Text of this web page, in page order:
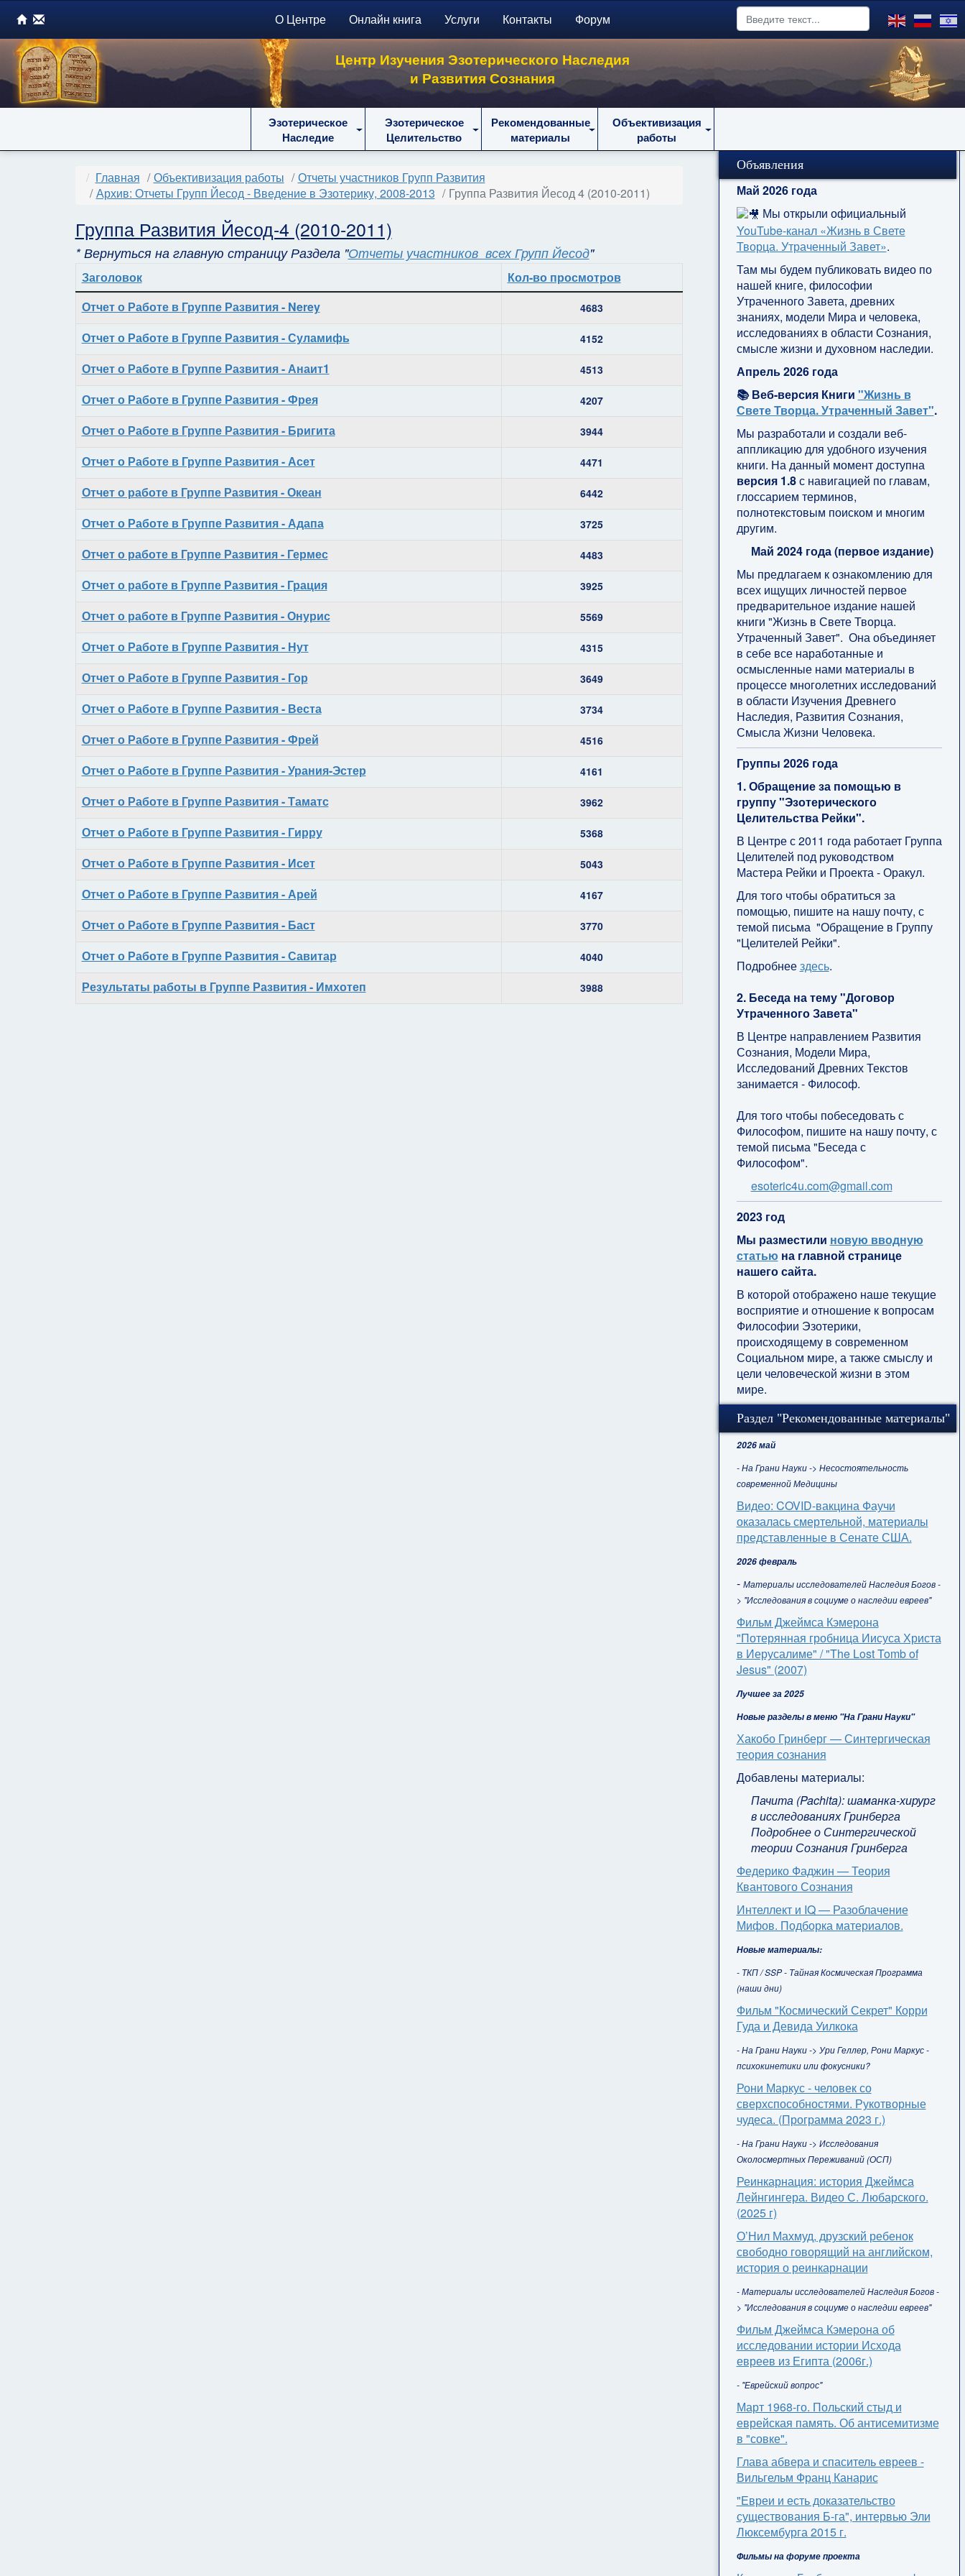
О Центре Онлайн книга Услуги Контакты Форум
Центр Изучения Эзотерического Наследия
и Развития Сознания
Эзотерическое
Наследие
Эзотерическое
Целительство
Рекомендованные
материалы
Объективизация
работы
Главная Объективизация работы
Отчеты участников Групп Развития
Архив: Отчеты Групп Йесод - Введение в Эзотерику, 2008-2013
Группа Развития Йесод 4 (2010-2011)
Группа Развития Йесод-4 (2010-2011)
* Вернуться на главную страницу Раздела "Отчеты участников всех Групп Йесод"
Материалы
Заголовок
Кол-во просмотров
Отчет о Работе в Группе Развития - Nerey
4683
Отчет о Работе в Группе Развития - Суламифь 4152
Отчет о Работе в Группе Развития - Анаит1 4513
Отчет о Работе в Группе Развития - Фрея 4207
Отчет о Работе в Группе Развития - Бригита 3944
Отчет о Работе в Группе Развития - Асет 4471
Отчет о работе в Группе Развития - Океан 6442
Отчет о Работе в Группе Развития - Адапа 3725
Отчет о работе в Группе Развития - Гермес 4483
Отчет о работе в Группе Развития - Грация 3925
Отчет о работе в Группе Развития - Онурис 5569
Отчет о Работе в Группе Развития - Нут 4315
Отчет о Работе в Группе Развития - Гор 3649
Отчет о Работе в Группе Развития - Веста 3734
Отчет о Работе в Группе Развития - Фрей 4516
Отчет о Работе в Группе Развития - Урания-Эстер 4161
Отчет о Работе в Группе Развития - Таматс 3962
Отчет о Работе в Группе Развития - Гирру 5368
Отчет о Работе в Группе Развития - Исет 5043
Отчет о Работе в Группе Развития - Арей 4167
Отчет о Работе в Группе Развития - Баст 3770
Отчет о Работе в Группе Развития - Савитар 4040
Результаты работы в Группе Развития - Имхотеп 3988
Объявления
Май 2026 года
Мы открыли официальный
YouTube‑канал «Жизнь в Свете
Творца. Утраченный Завет».
Там мы будем публиковать видео по
нашей книге, философии
Утраченного Завета, древних
знаниях, модели Мира и человека,
исследованиях в области Сознания,
смысле жизни и духовном наследии.
Апрель 2026 года
📚 Веб-версия Книги "Жизнь в
Свете Творца. Утраченный Завет".
Мы разработали и создали веб-
аппликацию для удобного изучения
книги. На данный момент доступна
версия 1.8с навигацией по главам,
глоссарием терминов,
полнотекстовым поиском и многим
другим.
Май 2024 года (первое издание)
Мы предлагаем к ознакомлению для
всех ищущих личностей первое
предварительное издание нашей
книги "Жизнь в Свете Творца.
Утраченный Завет". Она объединяет
в себе все наработанные и
осмысленные нами материалы в
процессе многолетних исследований
в области Изучения Древнего
Наследия, Развития Сознания,
Смысла Жизни Человека.
Группы 2026 года
1. Обращение за помощью в
группу "Эзотерического
Целительства Рейки".
В Центре с 2011 года работает Группа
Целителей под руководством
Мастера Рейки и Проекта - Оракул.
Для того чтобы обратиться за
помощью, пишите на нашу почту, с
темой письма "Обращение в Группу
"Целителей Рейки".
Подробнеездесь.
2. Беседа на тему "Договор
Утраченного Завета"
В Центре направлением Развития
Сознания, Модели Мира,
Исследований Древних Текстов
занимается - Философ.
Для того чтобы побеседовать с
Философом, пишите на нашу почту, с
темой письма "Беседа с
Философом".
esoteric4u.com@gmail.com
2023 год
Мы разместили новую вводную
статью на главной странице
нашего сайта.
В которой отображено наше текущие
восприятие и отношение к вопросам
Философии Эзотерики,
происходящему в современном
Социальном мире, а также смыслу и
цели человеческой жизни в этом
мире.
Раздел "Рекомендованные материалы"
2026 май
- На Грани Науки -> Несостоятельность
современной Медицины
Видео: COVID-вакцина Фаучи
оказалась смертельной, материалы
представленные в Сенате США.
2026 февраль
- Материалы исследователей Наследия Богов -
> "Исследования в социуме о наследии евреев"
Фильм Джеймса Кэмерона
"Потерянная гробница Иисуса Христа
в Иерусалиме" / "The Lost Tomb of
Jesus" (2007)
Лучшее за 2025
Новые разделы в меню "На Грани Науки"
Хакобо Гринберг — Синтергическая
теория сознания
Добавлены материалы:
Пачита (Pachita): шаманка-хирург
в исследованиях Гринберга
Подробнее о Синтергической
теории Сознания Гринберга
Федерико Фаджин — Теория
Квантового Сознания
Интеллект и IQ — Разоблачение
Мифов. Подборка материалов.
Новые материалы:
- ТКП / SSP - Тайная Космическая Программа
(наши дни)
Фильм "Космический Секрет" Корри
Гуда и Девида Уилкока
- На Грани Науки -> Ури Геллер, Рони Маркус -
психокинетики или фокусники?
Рони Маркус - человек со
сверхспособностями. Рукотворные
чудеса. (Программа 2023 г.)
- На Грани Науки -> Исследования
Околосмертных Переживаний (ОСП)
Реинкарнация: история Джеймса
Лейнгингера. Видео С. Любарского.
(2025 г)
О’Нил Махмуд, друзский ребенок
свободно говорящий на английском,
история о реинкарнации
- Материалы исследователей Наследия Богов -
> "Исследования в социуме о наследии евреев"
Фильм Джеймса Кэмерона об
исследовании истории Исхода
евреев из Египта (2006г.)
- "Еврейский вопрос"
Март 1968-го. Польский стыд и
еврейская память. Об антисемитизме
в "совке".
Глава абвера и спаситель евреев -
Вильгельм Франц Канарис
"Евреи и есть доказательство
существования Б-га", интервью Эли
Люксембурга 2015 г.
Фильмы на форуме проекта